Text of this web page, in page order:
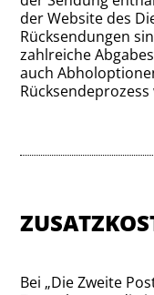
der Website des
Rücksendungen
zahlreiche
auch
Bei „Die Zweite